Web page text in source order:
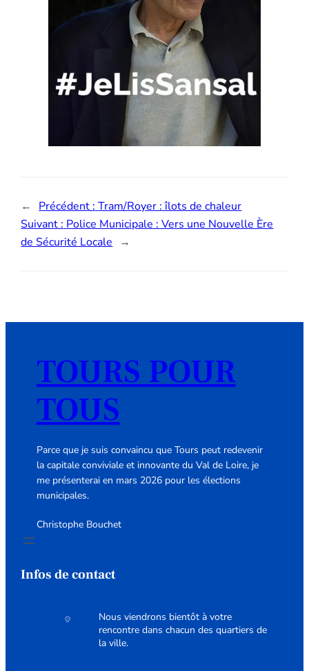
← Précédent : Tram/Royer : îlots de chaleur
Suivant : Police Municipale : Vers une Nouvelle Ère
de Sécurité Locale
→
TOURS POUR
TOUS
Parce que je suis convaincu que Tours peut redevenir
la capitale conviviale et innovante du Val de Loire, je
me présenterai en mars 2026 pour les élections
municipales.
Christophe Bouchet
Infos de contact
Nous viendrons bientôt à votre
rencontre dans chacun des quartiers de
la ville.